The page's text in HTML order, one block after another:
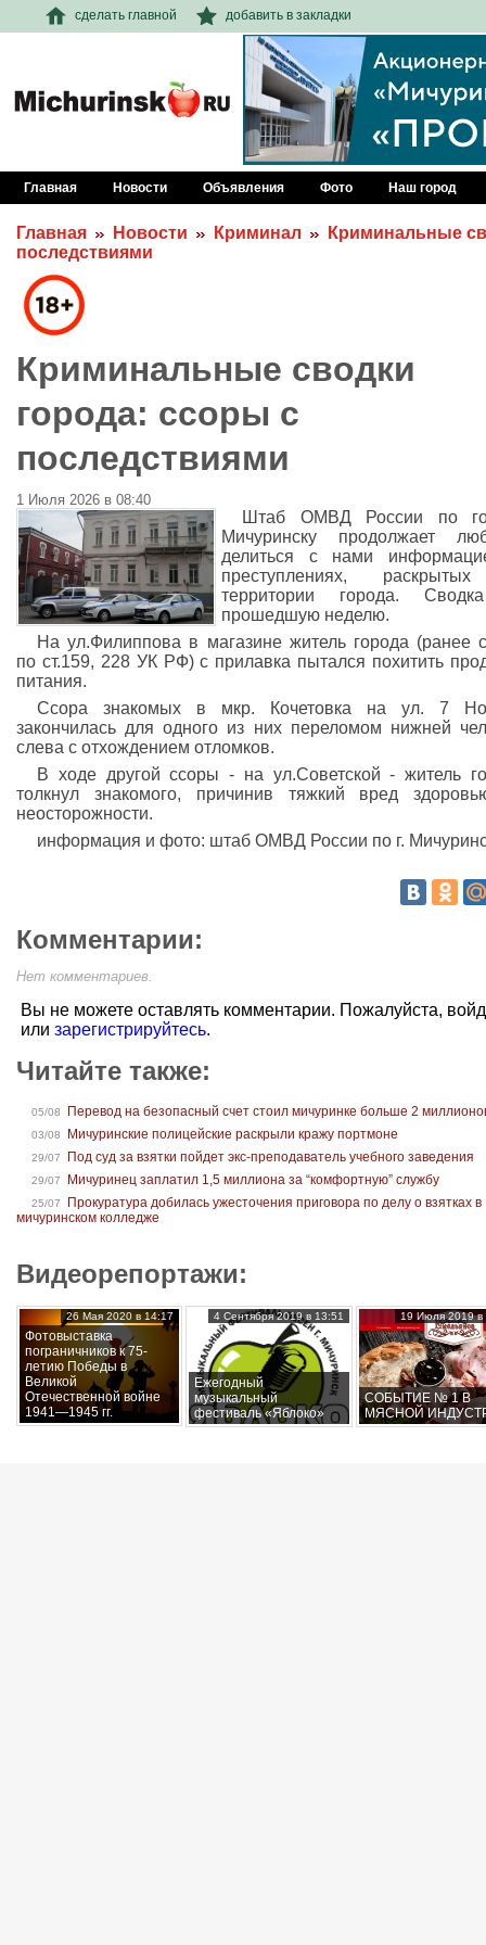
сделать главной добавить в закладки
Главная Новости Объявления Фото Наш город
Главная Новости Криминал
Криминальные
последствиями
Криминальные сводки
города: ссоры с
последствиями
1 Июля 2026 в 08:40
Штаб ОМВД России по
Мичуринску продолжает
делиться с нами
преступлениях,
территории города.
прошедшую неделю.
На ул.Филиппова в магазине житель города (ранее
по ст.159, 228 УК РФ) с прилавка пытался похитить
питания.
Ссора знакомых в мкр. Кочетовка на ул. 7
закончилась для одного из них переломом нижней
слева с отхождением отломков.
В ходе другой ссоры - на ул.Советской - житель
толкнул знакомого, причинив тяжкий вред
неосторожности.
информация и фото: штаб ОМВД России по г.
Комментарии:
Нет комментариев.
Вы не можете оставлять комментарии. Пожалуйста,
или зарегистрируйтесь.
Читайте также:
05/08 Перевод на безопасный счет стоил мичуринке больше 2
03/08 Мичуринские полицейские раскрыли кражу портмоне
29/07 Под суд за взятки пойдет экс-преподаватель учебного заведения
29/07 Мичуринец заплатил 1,5 миллиона за “комфортную” службу
25/07
Прокуратура добилась ужесточения приговора по делу о взятках в
мичуринском колледже
Видеорепортажи:
Фотовыставка
пограничников к 75-
летию Победы в
Великой
Отечественной войне
1941—1945 гг.
26 Мая 2020 в 14:17
Ежегодный
музыкальный
фестиваль «Яблоко»
4 Сентября 2019 в 13:51
СОБЫТИЕ № 1 В
МЯСНОЙ
19 Июля 2019 в